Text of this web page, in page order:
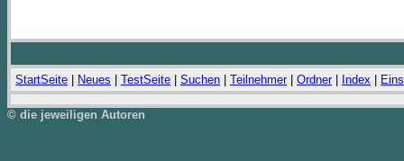
StartSeite Neues TestSeite Suchen Teilnehmer| Ordner| Index
© die jeweiligen Autoren